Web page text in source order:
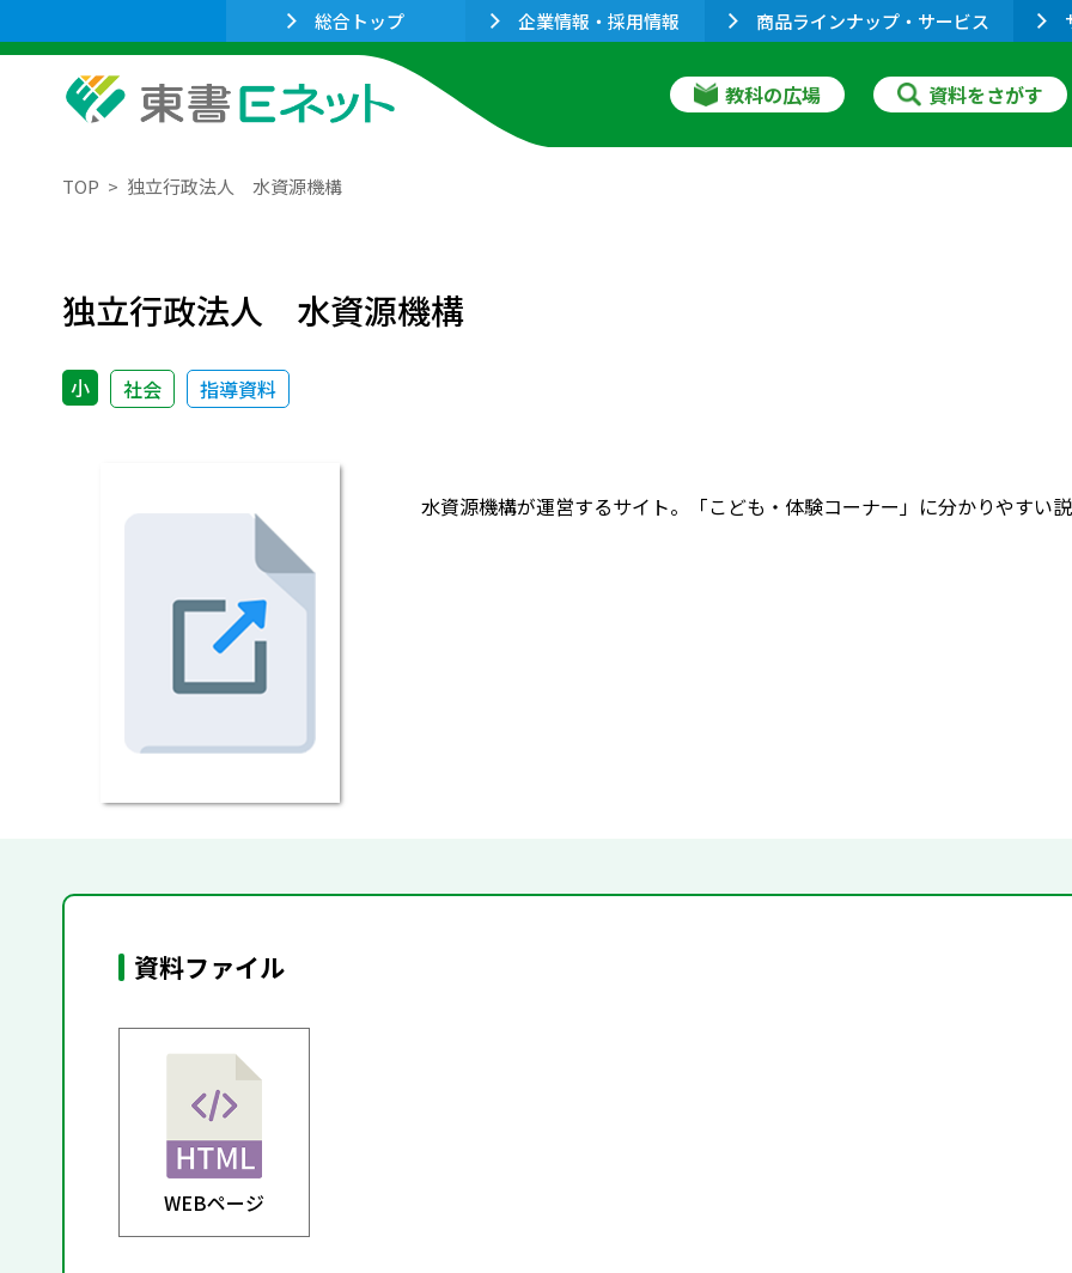
総合トップ 企業情報・採用情報 商品ラインナップ・サービス
教科の広場 資料をさがす
TOP 独立行政法人 水資源機構
独立行政法人 水資源機構
小 社会 指導資料
水資源機構が運営するサイト。「こども・体験コーナー」に分かりやすい説
資料ファイル
WEBページ